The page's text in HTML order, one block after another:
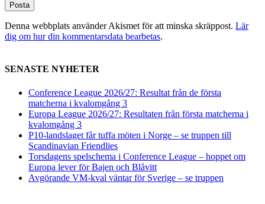
Denna webbplats använder Akismet för att minska skräppost. Lär
dig om hur din kommentarsdata bearbetas.
SENASTE NYHETER
Conference League 2026/27: Resultat från de första
matcherna i kvalomgång 3
Europa League 2026/27: Resultaten från första matcherna i
kvalomgång 3
P10-landslaget får tuffa möten i Norge – se truppen till
Scandinavian Friendlies
Torsdagens spelschema i Conference League – hoppet om
Europa lever för Bajen och Blåvitt
Avgörande VM-kval väntar för Sverige – se truppen